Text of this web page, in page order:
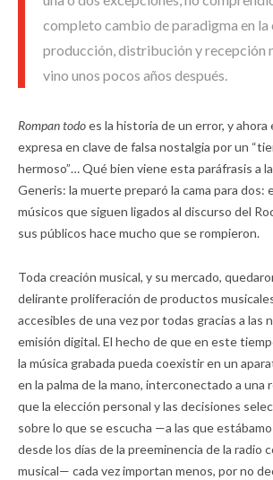
completo cambio de paradigma en la
producción, distribución y recepción
vino unos pocos años después.
Rompan todoes la historia de un error, y ahora
expresa en clave de falsa nostalgia por un
hermoso”… Qué bien viene esta paráfrasis a
Generis: la muerte preparó la cama para dos:
músicos que siguen ligados al discurso del
sus públicos hace mucho que se rompieron.
Toda creación musical, y su mercado,
delirante proliferación de productos
accesibles de una vez por todas gracias a las
emisión digital. El hecho de que en este
la música grabada pueda coexistir en un
en la palma de la mano, interconectado a una
que la elección personal y las decisiones
sobre lo que se escucha —a las que
desde los días de la preeminencia de la radio
musical— cada vez importan menos, por no